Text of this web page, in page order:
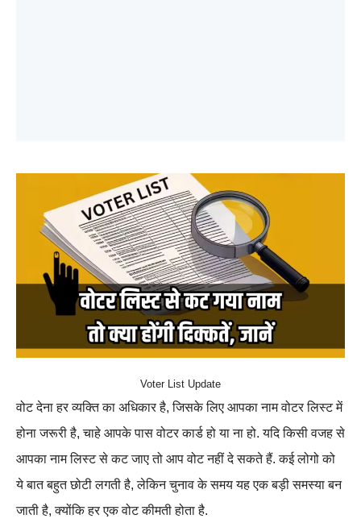
Voter List Update
वोट देना हर व्यक्ति का अधिकार है, जिसके लिए आपका नाम वोटर लिस्ट में
होना जरूरी है, चाहे आपके पास वोटर कार्ड हो या ना हो. यदि किसी वजह से
आपका नाम लिस्ट से कट जाए तो आप वोट नहीं दे सकते हैं. कई लोगो को
ये बात बहुत छोटी लगती है, लेकिन चुनाव के समय यह एक बड़ी समस्या बन
जाती है, क्योंकि हर एक वोट कीमती होता है.